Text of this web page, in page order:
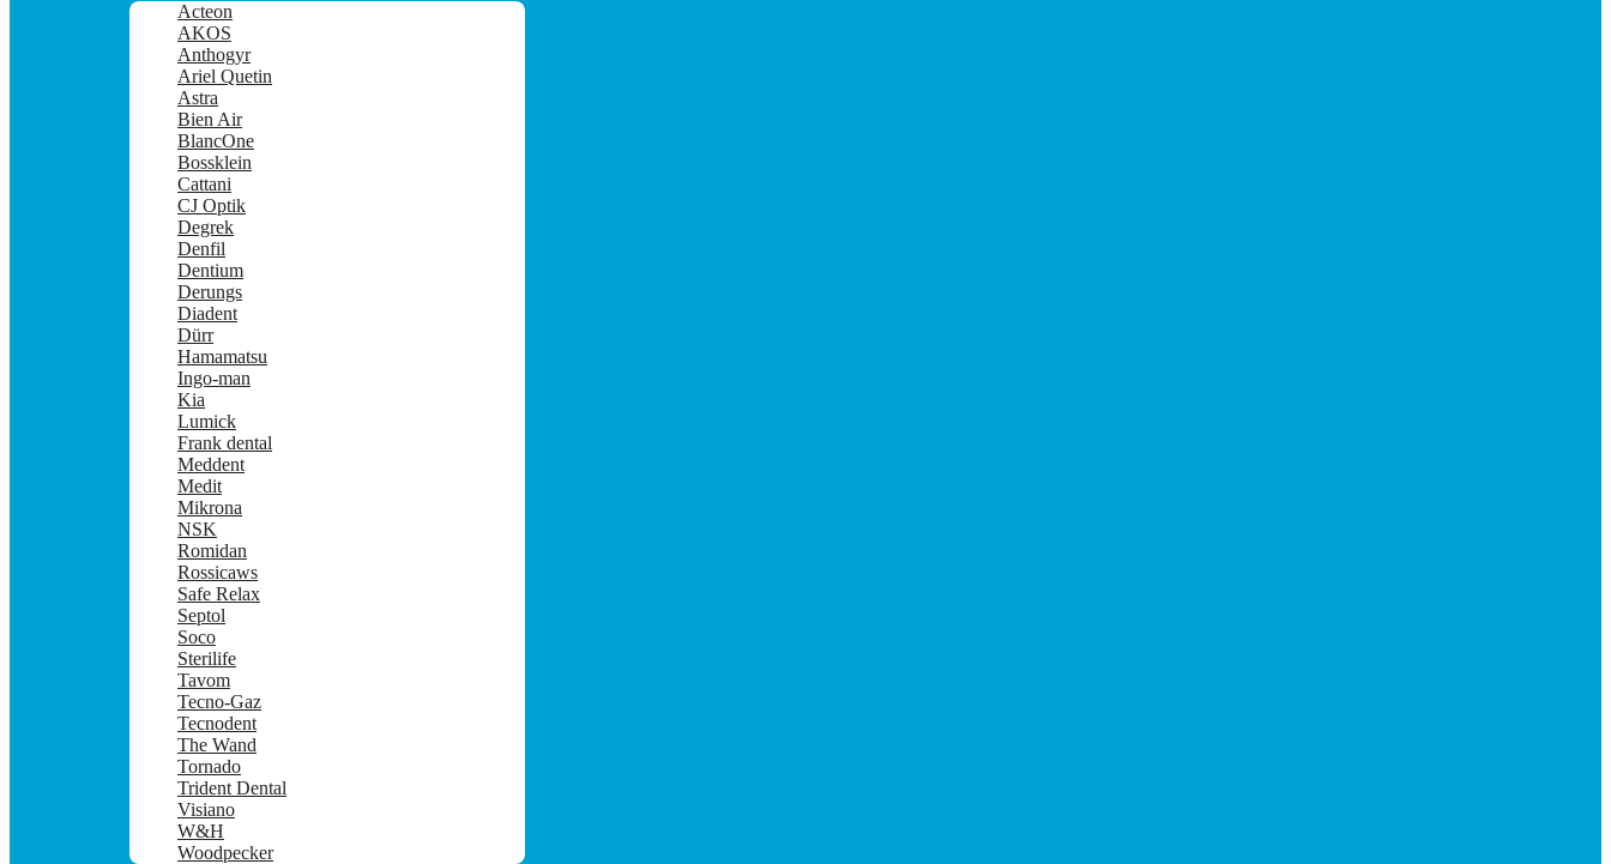
Acteon
AKOS
Anthogyr
Ariel Quetin
Astra
Bien Air
BlancOne
Bossklein
Cattani
CJ Optik
Degrek
Denfil
Dentium
Derungs
Diadent
Dürr
Hamamatsu
Ingo-man
Kia
Lumick
Frank dental
Meddent
Medit
Mikrona
NSK
Romidan
Rossicaws
Safe Relax
Septol
Soco
Sterilife
Tavom
Tecno-Gaz
Tecnodent
The Wand
Tornado
Trident Dental
Visiano
W&H
Woodpecker